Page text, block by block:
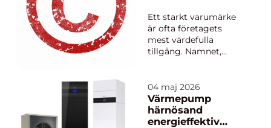
runt krävs mer än bra
maskiner. Det krä...
Ett starkt varumärke
är ofta företagets
mest värdefulla
tillgång. Namnet,
i reklamen allt detta
skapar igenkänning
och förtroende. Men
utan ett genomtänkt
04 maj 2026
Värmepump
härnösand
energieffektiv